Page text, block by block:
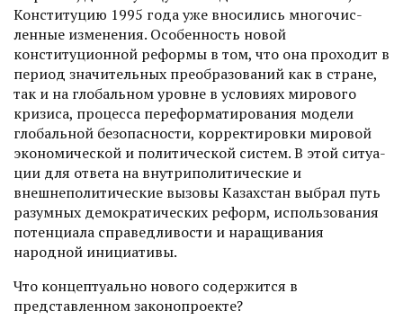
Конституцию 1995 года уже вносились многочис­
ленные изменения. Особенность новой
конституционной реформы в том, что она проходит в
период значительных преобразований как в стране,
так и на глобальном уровне в условиях мирового
кризиса, процесса переформатирования модели
глобальной безопасности, корректировки мировой
экономической и политической систем. В этой ситуа­
ции для ответа на внутриполитические и
внешнеполитические вызовы Казахстан выбрал путь
разумных демократических реформ, использования
потенциа­ла справедливости и наращивания
народной инициативы.
Что концептуально нового содержится в
представленном законопроекте?